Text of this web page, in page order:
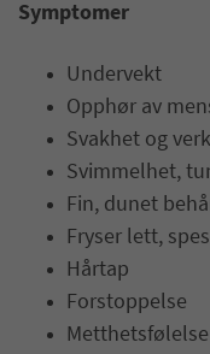
Symptomer
Undervekt
Opphør av
Svakhet og
Svimmelhet,
Fin, dunet
Fryser lett,
Hårtap
Forstoppelse